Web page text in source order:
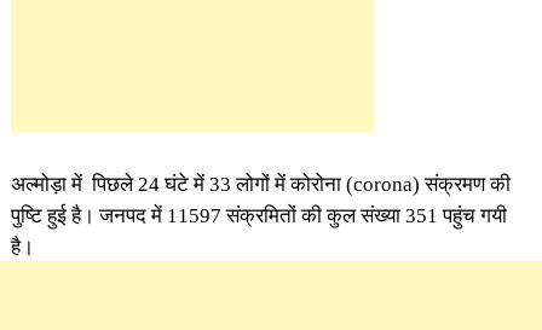
अल्मोड़ा में पिछले 24 घंटे में 33 लोगों में कोरोना (corona) संक्रमण की
पुष्टि हुई है। जनपद में 11597 संक्रमितों की कुल संख्या 351 पहुंच गयी
है।